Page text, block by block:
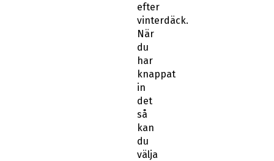
efter
vinterdäck.
När
du
har
knappat
in
det
så
kan
du
välja